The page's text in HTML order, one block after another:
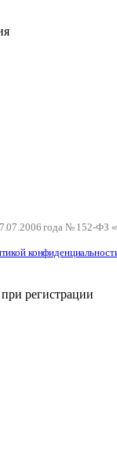
года № 152-
регистрации